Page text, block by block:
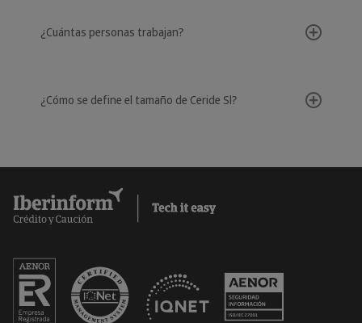
¿Cuántas personas trabajan?
¿Cómo se define el tamaño de Ceride Sl?